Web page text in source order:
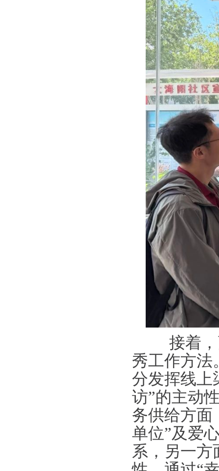
接着，
秀工作方法
分发挥线上
访”的主动
务供给方面
单位”及爱
系，另一方